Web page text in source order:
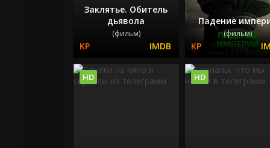
Заклятье. Обитель
дьявола
(фильм)
Падение
(фильм)
HD HD